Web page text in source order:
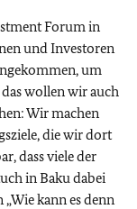
Forum in
und Investoren
um
wollen wir auch
Wir machen
die wir dort
dass viele der
in Baku dabei
kann es denn